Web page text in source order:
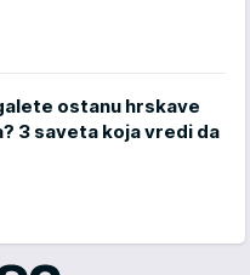
ostanu hrskave
3 saveta koja vredi da